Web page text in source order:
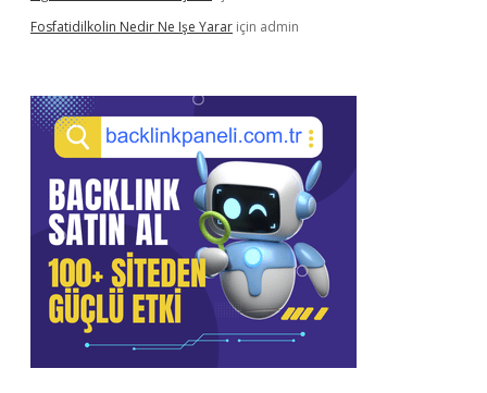
Fosfatidilkolin Nedir Ne Işe Yarar için admin